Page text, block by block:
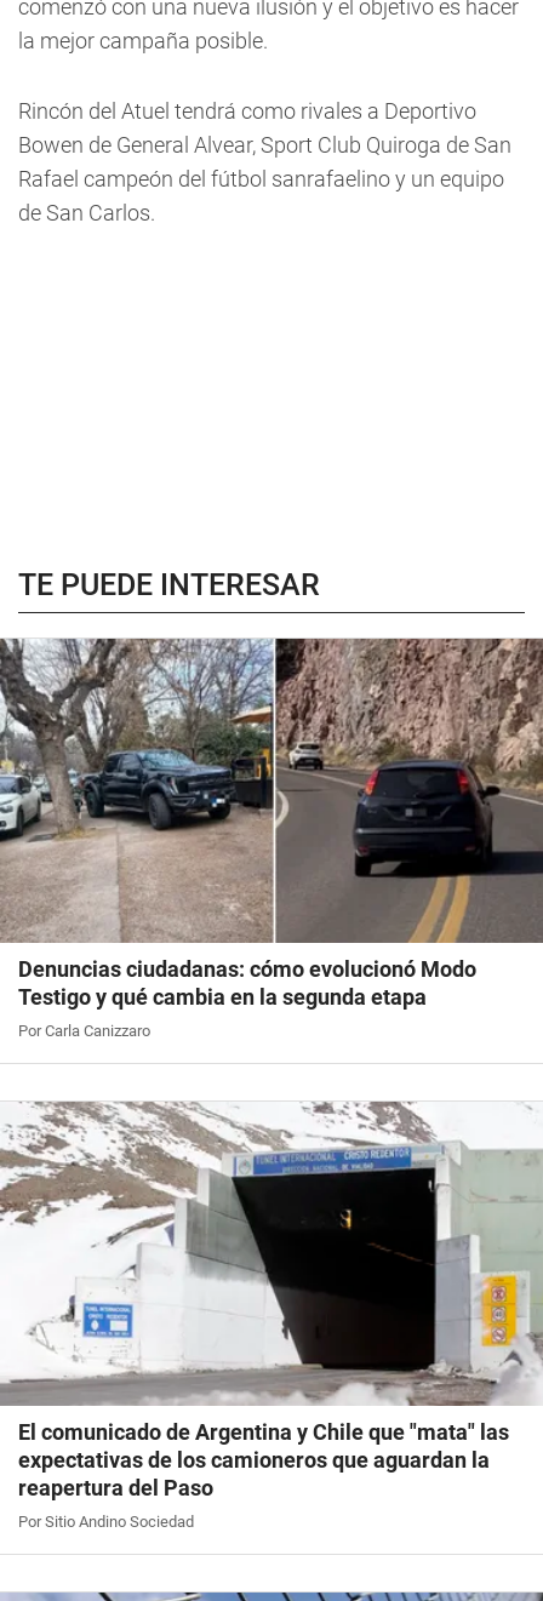
comenzó con una nueva ilusión y el objetivo es hacer
la mejor campaña posible.
Rincón del Atuel tendrá como rivales a Deportivo
Bowen de General Alvear, Sport Club Quiroga de San
Rafael campeón del fútbol sanrafaelino y un equipo
de San Carlos.
TE PUEDE INTERESAR
Denuncias ciudadanas: cómo evolucionó Modo
Testigo y qué cambia en la segunda etapa
Por Carla Canizzaro
El comunicado de Argentina y Chile que "mata" las
expectativas de los camioneros que aguardan la
reapertura del Paso
Por Sitio Andino Sociedad